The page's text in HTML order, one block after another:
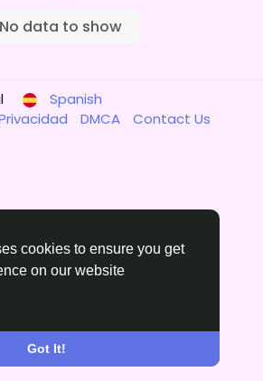
cookies to ensure you get
on our website
Got It!
No data to show
Spanish
DMCA Contact Us